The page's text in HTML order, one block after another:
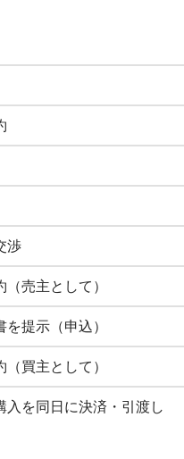
渉
売主として）
提示（申込）
買主として）
入を同日に決済・引渡し